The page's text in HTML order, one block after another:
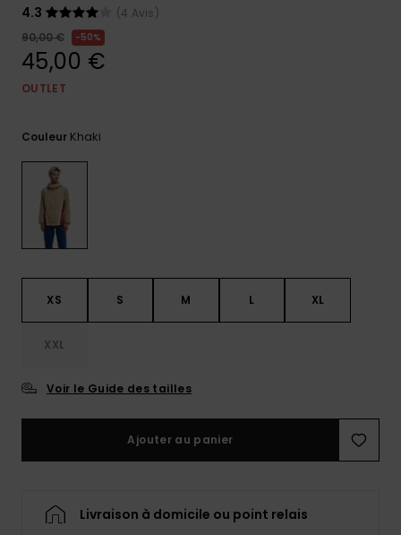
Démarrer
la FAQ
4.3
(4 Avis)
90,00 €
50%
45,00 €
OUTLET
Couleur Khaki
XS S M L XL
XXL
Voir le Guide des tailles
Ajouter au panier
Livraison à domicile ou point relais